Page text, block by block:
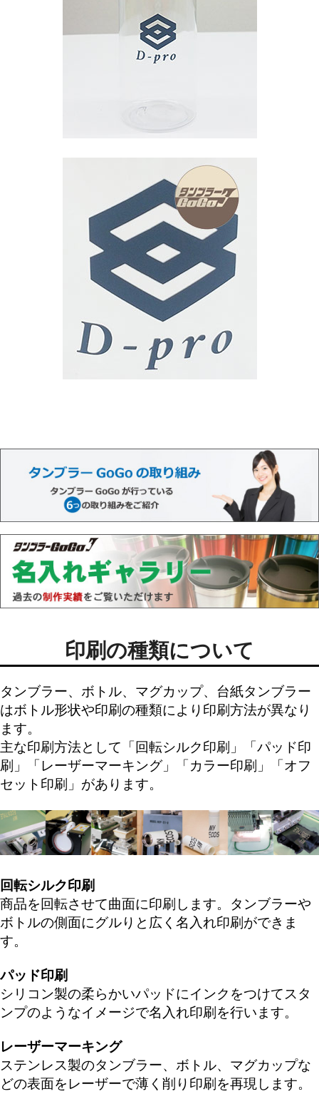
印刷の種類について
タンブラー、ボトル、マグカップ、台紙タンブラー
はボトル形状や印刷の種類により印刷方法が異なり
ます。
主な印刷方法として「 回転シルク印刷 」「 パッド印
刷 」「 レーザーマーキング」「 カラー印刷 」「 オフ
セット印刷 」があります。
回転シルク印刷
商品を回転させて曲面に印刷します。タンブラーや
ボトルの側面にグルりと広く名入れ印刷ができま
す。
パッド印刷
シリコン製の柔らかいパッドにインクをつけてスタ
ンプのようなイメージで名入れ印刷を行います。
レーザーマーキング
ステンレス製のタンブラー、ボトル、マグカップな
どの表面をレーザーで薄く削り印刷を再現します。